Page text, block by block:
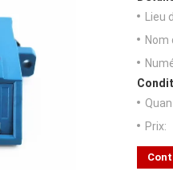
Lieu
Nom
Prix: